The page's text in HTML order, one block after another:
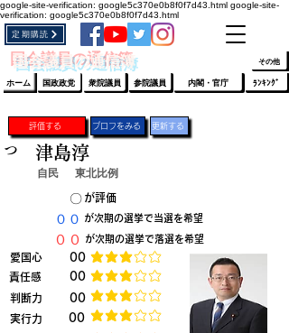
google-site-verification: google5c370e0b8f0f7d43.html google-site-
verification: google5c370e0b8f0f7d43.html
​国会議員の通信簿
定期購読
ホーム 国政政党 衆院議員 参院議員 ﾗﾝｷﾝｸﾞ
内閣・官庁
その他
評価する プロフをみる 更新する
自民 東北比例
​が評価
​が次期の選挙で当選を希望
​が次期の選挙で落選を希望
​愛国心 ​00 平均評価 3 /5
​責任感 ​00 平均評価 3 /5
​判断力 ​00 平均評価 3 /5
​実行力 ​00 平均評価 3 /5
つ 津島淳
​〇​
​００
​００